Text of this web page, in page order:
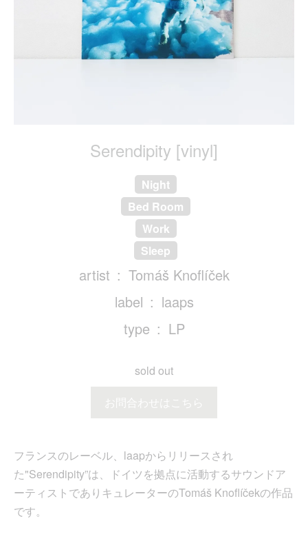
Serendipity [vinyl]
Night
Bed Room
Work
Sleep
artist
Tomáš Knoflíček
label
laaps
type
LP
sold out
お問合わせはこちら
フランスのレーベル、laapからリリースされ
た"Serendipity”は、ドイツを拠点に活動するサウンドア
ーティストでありキュレーターのTomáš Knoflíčekの作品
です。